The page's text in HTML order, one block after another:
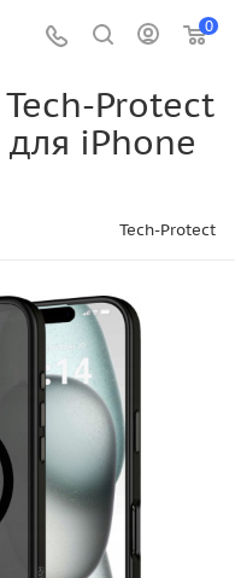
0
Protect
iPhone
Tech-Protect